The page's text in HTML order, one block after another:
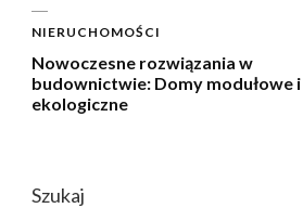
NIERUCHOMOŚCI
Nowoczesne rozwiązania w
budownictwie: Domy modułowe i
ekologiczne
Szukaj